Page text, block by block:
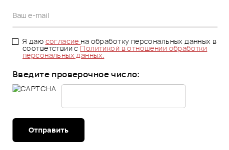
Я даю согласие на обработку персональных данных в
соответствии сПолитикой в отношении обработки
персональных данных.
Введите проверочное число:
Отправить